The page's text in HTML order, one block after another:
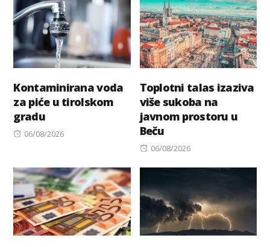
Kontaminirana voda
za piće u tirolskom
gradu
Posted
06/08/2026
Toplotni talas izaziva
više sukoba na
javnom prostoru u
Beču
Posted
06/08/2026